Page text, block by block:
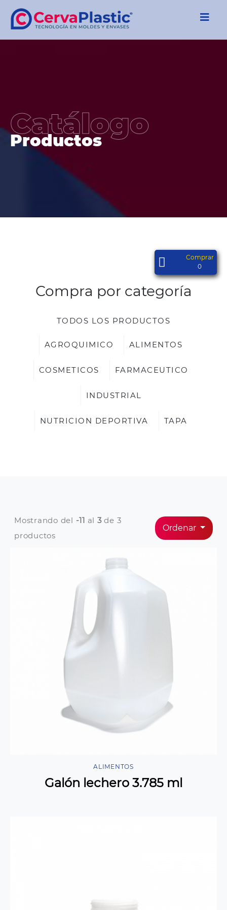
Catálogo
Productos
Comprar
0
Compra por categoría
TODOS LOS PRODUCTOS
AGROQUIMICO ALIMENTOS
COSMETICOS FARMACEUTICO
INDUSTRIAL
NUTRICION DEPORTIVA TAPA
Mostrando del -11 al 3de 3
productos
Ordenar
ALIMENTOS
Galón lechero 3.785 ml